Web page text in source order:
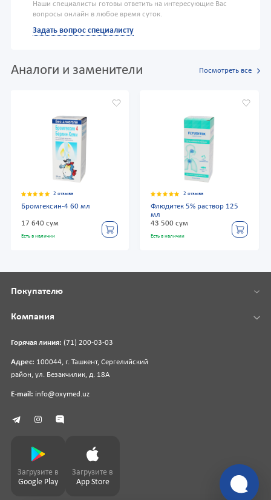
Наши специалисты готовы ответить на интересующие Вас
вопросы онлайн в любое время суток.
Задать вопрос специалисту
Аналоги и заменители Посмотреть все
2 отзыва
Бромгексин-4 60 мл
17 640 сум
Есть в наличии
2 отзыва
Флюдитек 5% раствор 125
мл
43 500 сум
Есть в наличии
Горячая линия: (71) 200-03-03
Адрес: 100044, г. Ташкент, Сергелийский
район, ул. Безакчилик, д. 18А
E-mail: info@oxymed.uz
Покупателю
Компания
Загрузите в
Google Play
Загрузите в
App Store